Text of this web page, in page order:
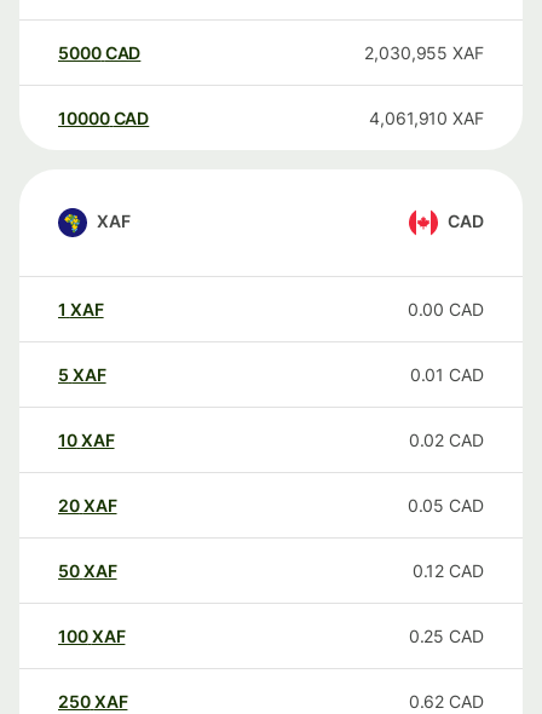
5000CAD 2,030,955 XAF
10000 CAD 4,061,910 XAF
XAF CAD
1 XAF 0.00 CAD
5 XAF 0.01 CAD
10XAF 0.02 CAD
20XAF 0.05 CAD
50XAF 0.12 CAD
100XAF 0.25 CAD
250XAF 0.62 CAD